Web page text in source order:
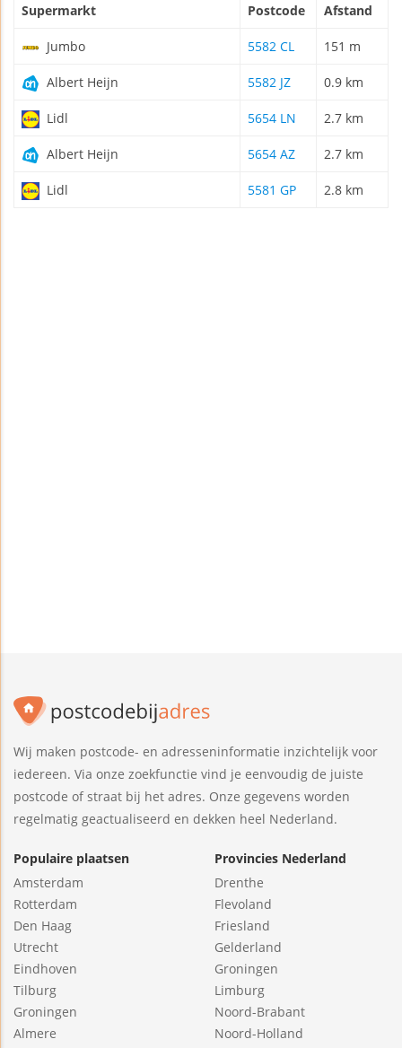
Supermarkt Postcode Afstand
Jumbo 5582 CL 151 m
Albert Heijn 5582 JZ 0.9 km
Lidl 5654 LN 2.7 km
Albert Heijn 5654 AZ 2.7 km
Lidl 5581 GP 2.8 km
Wij maken postcode- en adresseninformatie inzichtelijk voor
iedereen. Via onze zoekfunctie vind je eenvoudig de juiste
postcode of straat bij het adres. Onze gegevens worden
regelmatig geactualiseerd en dekken heel Nederland.
Populaire plaatsen
Amsterdam
Rotterdam
Den Haag
Utrecht
Eindhoven
Tilburg
Groningen
Almere
Provincies Nederland
Drenthe
Flevoland
Friesland
Gelderland
Groningen
Limburg
Noord-Brabant
Noord-Holland